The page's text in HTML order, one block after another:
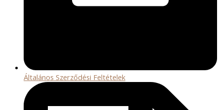
Általános Szerződési Feltételek